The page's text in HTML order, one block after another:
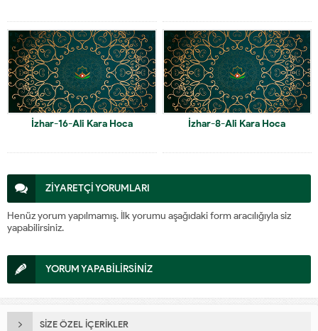
İzhar-16-Ali Kara Hoca İzhar-8-Ali Kara Hoca
ZİYARETÇİ YORUMLARI
Henüz yorum yapılmamış. İlk yorumu aşağıdaki form aracılığıyla siz
yapabilirsiniz.
YORUM YAPABİLİRSİNİZ
SİZE ÖZEL İÇERİKLER